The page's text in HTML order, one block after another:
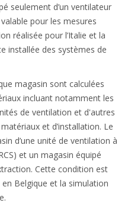
seulement d’un ventilateur
pour les mesures
réalisée pour l’Italie et la
installée des systèmes de
magasin sont calculées
incluant notamment les
de ventilation et d'autres
et d’installation. Le
d’une unité de ventilation à
et un magasin équipé
Cette condition est
Belgique et la simulation